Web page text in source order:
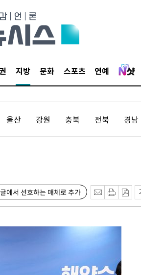
지방 문화 스포츠 연예
울산 강원 충북 전북 경남
에서 선호하는 매체로 추가